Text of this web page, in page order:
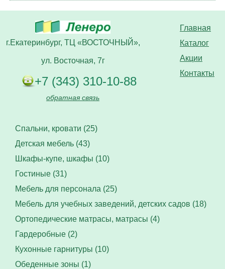
Главная
Каталог
Акции
Контакты
г.Екатеринбург, ТЦ «ВОСТОЧНЫЙ»,
ул. Восточная, 7г
+7 (343) 310-10-88
обратная связь
Спальни, кровати (25)
Детская мебель (43)
Шкафы-купе, шкафы (10)
Гостиные (31)
Мебель для персонала (25)
Мебель для учебных заведений, детских садов (18)
Ортопедические матрасы, матрасы (4)
Гардеробные (2)
Кухонные гарнитуры (10)
Обеденные зоны (1)